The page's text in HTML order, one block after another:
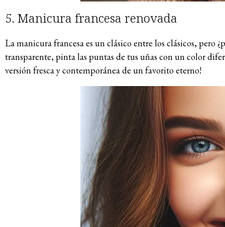
5. Manicura francesa renovada
La manicura francesa es un clásico entre los clásicos, pero
transparente, pinta las puntas de tus uñas con un color
versión fresca y contemporánea de un favorito eterno!